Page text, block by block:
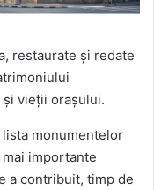
restaurate și redate
vieții orașului.
monumentelor
importante
a contribuit, timp de